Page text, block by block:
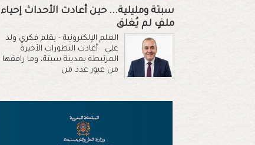
سبتة ومليلية... حين أعادت الأحداث إحياء
ملفٍ لم يُغلق
العلم الإلكترونية - بقلم فكري ولد
علي أعادت التطورات الأخيرة
المرتبطة بمدينة سبتة، وما رافقها
من عبور عدد من